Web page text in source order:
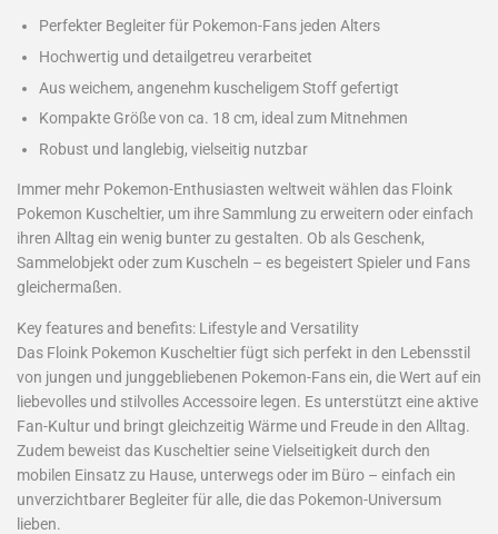
Perfekter Begleiter für Pokemon-Fans jeden Alters
Hochwertig und detailgetreu verarbeitet
Aus weichem, angenehm kuscheligem Stoff gefertigt
Kompakte Größe von ca. 18 cm, ideal zum Mitnehmen
Robust und langlebig, vielseitig nutzbar
Immer mehr Pokemon-Enthusiasten weltweit wählen das Floink
Pokemon Kuscheltier, um ihre Sammlung zu erweitern oder einfach
ihren Alltag ein wenig bunter zu gestalten. Ob als Geschenk,
Sammelobjekt oder zum Kuscheln – es begeistert Spieler und Fans
gleichermaßen.
Key features and benefits: Lifestyle and Versatility
Das Floink Pokemon Kuscheltier fügt sich perfekt in den Lebensstil
von jungen und junggebliebenen Pokemon-Fans ein, die Wert auf ein
liebevolles und stilvolles Accessoire legen. Es unterstützt eine aktive
Fan-Kultur und bringt gleichzeitig Wärme und Freude in den Alltag.
Zudem beweist das Kuscheltier seine Vielseitigkeit durch den
mobilen Einsatz zu Hause, unterwegs oder im Büro – einfach ein
unverzichtbarer Begleiter für alle, die das Pokemon-Universum
lieben.